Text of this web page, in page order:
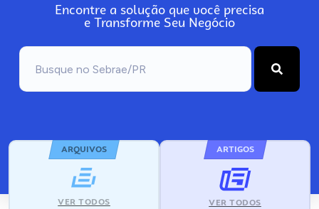
Encontre a solução que você precisa
e Transforme Seu Negócio
ARQUIVOS
VER TODOS
ARTIGOS
VER TODOS